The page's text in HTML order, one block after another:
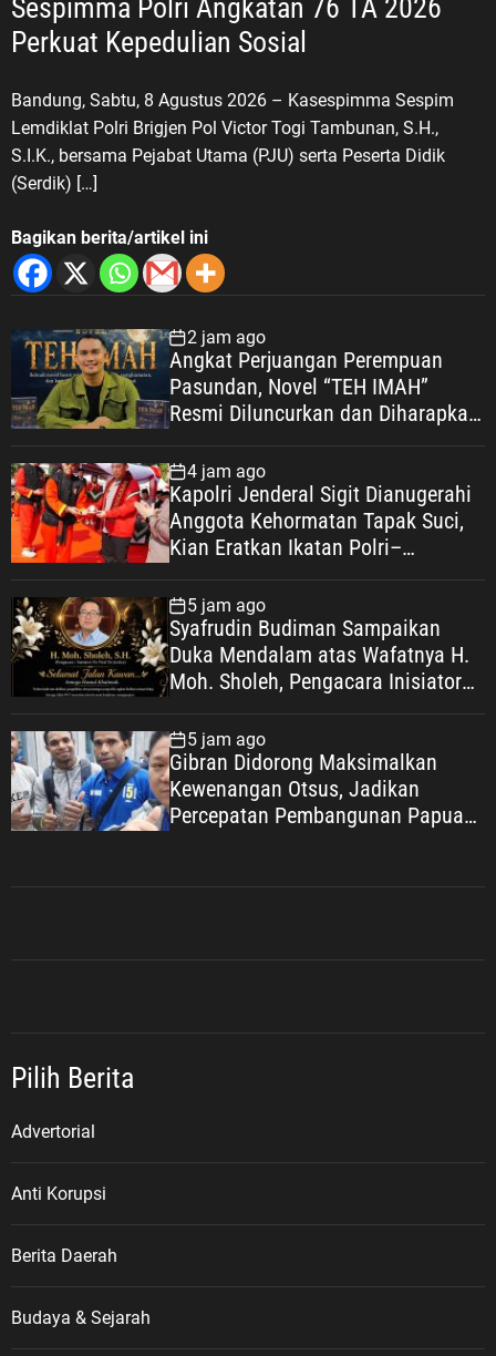
Sespimma Polri Angkatan 76 TA 2026
Perkuat Kepedulian Sosial
Bandung, Sabtu, 8 Agustus 2026 – Kasespimma Sespim
Lemdiklat Polri Brigjen Pol Victor Togi Tambunan, S.H.,
S.I.K., bersama Pejabat Utama (PJU) serta Peserta Didik
(Serdik) […]
Bagikan berita/artikel ini
2 jam ago
Angkat Perjuangan Perempuan
Pasundan, Novel “TEH IMAH”
Resmi Diluncurkan dan Diharapkan
4 jam ago
Kapolri Jenderal Sigit Dianugerahi
Anggota Kehormatan Tapak Suci,
Kian Eratkan Ikatan Polri–
5 jam ago
Syafrudin Budiman Sampaikan
Duka Mendalam atas Wafatnya H.
Moh. Sholeh, Pengacara Inisiator
5 jam ago
Gibran Didorong Maksimalkan
Kewenangan Otsus, Jadikan
Percepatan Pembangunan Papua
Pilih Berita
Advertorial
Anti Korupsi
Berita Daerah
Budaya & Sejarah